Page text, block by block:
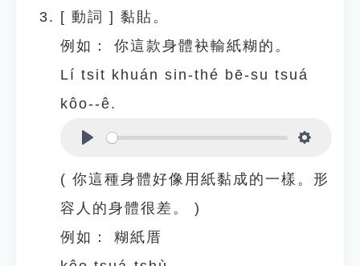
[ 動詞 ] 黏貼。
例如：
你這款身體袂輸紙糊的。
Lí tsit khuán sin-thé bē-su tsuá
kôo--ê.
( 你這種身體好像用紙黏成的一樣。形
容人的身體很差。 )
例如：
糊紙厝